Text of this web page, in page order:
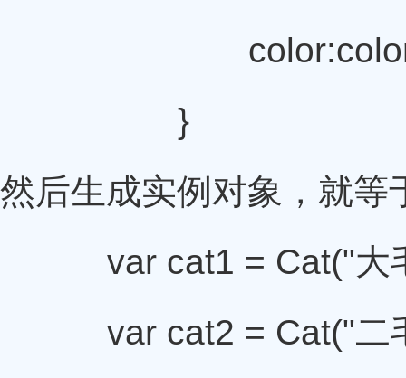
}
然后生成实例对象，就等
var cat1 = Cat("大
var cat2 = Cat("二